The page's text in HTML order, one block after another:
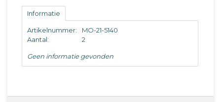
Informatie
Artikelnummer:
MO-21-5140
Aantal:
2
Geen informatie gevonden